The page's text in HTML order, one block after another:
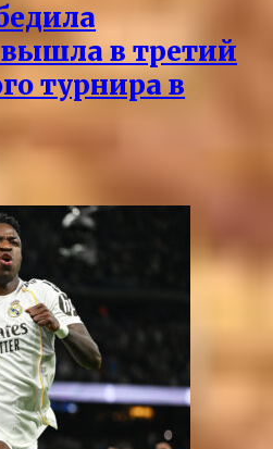
в третий
турнира в